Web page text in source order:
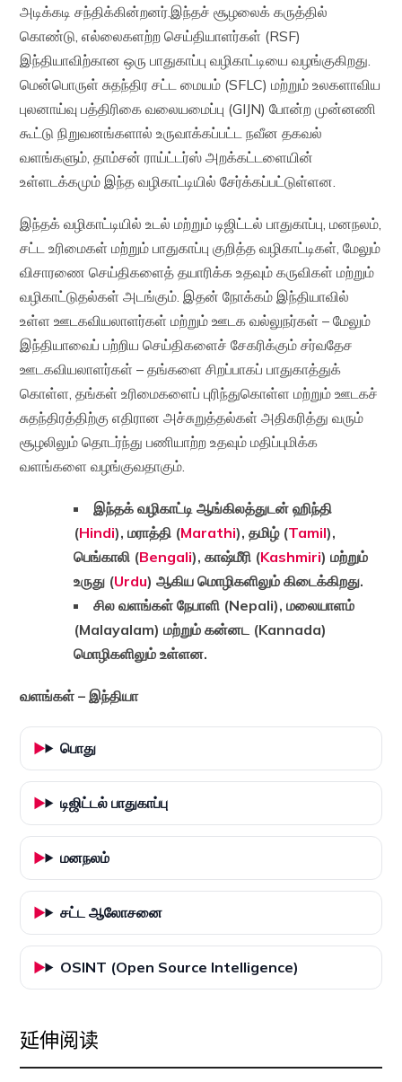
அடிக்கடி சந்திக்கின்றனர்.இந்தச் சூழலைக் கருத்தில்
கொண்டு, எல்லைகளற்ற செய்தியாளர்கள் (RSF)
இந்தியாவிற்கான ஒரு பாதுகாப்பு வழிகாட்டியை வழங்குகிறது.
மென்பொருள் சுதந்திர சட்ட மையம் (SFLC) மற்றும் உலகளாவிய
புலனாய்வு பத்திரிகை வலையமைப்பு (GIJN) போன்ற முன்னணி
கூட்டு நிறுவனங்களால் உருவாக்கப்பட்ட நவீன தகவல்
வளங்களும், தாம்சன் ராய்ட்டர்ஸ் அறக்கட்டளையின்
உள்ளடக்கமும் இந்த வழிகாட்டியில் சேர்க்கப்பட்டுள்ளன.
இந்தக் வழிகாட்டியில் உடல் மற்றும் டிஜிட்டல் பாதுகாப்பு, மனநலம்,
சட்ட உரிமைகள் மற்றும் பாதுகாப்பு குறித்த வழிகாட்டிகள், மேலும்
விசாரணை செய்திகளைத் தயாரிக்க உதவும் கருவிகள் மற்றும்
வழிகாட்டுதல்கள் அடங்கும். இதன் நோக்கம் இந்தியாவில்
உள்ள ஊடகவியலாளர்கள் மற்றும் ஊடக வல்லுநர்கள் – மேலும்
இந்தியாவைப் பற்றிய செய்திகளைச் சேகரிக்கும் சர்வதேச
ஊடகவியலாளர்கள் – தங்களை சிறப்பாகப் பாதுகாத்துக்
கொள்ள, தங்கள் உரிமைகளைப் புரிந்துகொள்ள மற்றும் ஊடகச்
சுதந்திரத்திற்கு எதிரான அச்சுறுத்தல்கள் அதிகரித்து வரும்
சூழலிலும் தொடர்ந்து பணியாற்ற உதவும் மதிப்புமிக்க
வளங்களை வழங்குவதாகும்.
இந்தக் வழிகாட்டி ஆங்கிலத்துடன் ஹிந்தி
(Hindi), மராத்தி (Marathi), தமிழ் (Tamil),
பெங்காலி (Bengali), காஷ்மீரி (Kashmiri) மற்றும்
உருது (Urdu) ஆகிய மொழிகளிலும் கிடைக்கிறது.
சில வளங்கள் நேபாளி (Nepali), மலையாளம்
(Malayalam) மற்றும் கன்னட (Kannada)
மொழிகளிலும் உள்ளன.
வளங்கள் – இந்தியா
பொது
டிஜிட்டல் பாதுகாப்பு
மனநலம்
சட்ட ஆலோசனை
OSINT (Open Source Intelligence)
延伸阅读